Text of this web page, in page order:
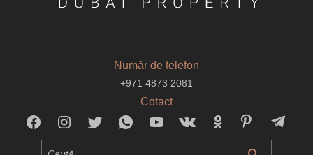
Număr de telefon
+971 4873 2081
Cotact